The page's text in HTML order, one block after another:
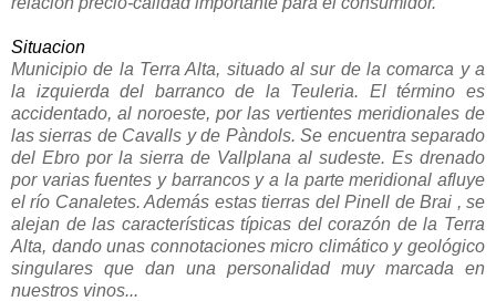
Situacion
Municipio de la Terra Alta, situado al sur de la comarca y a
la izquierda del barranco de la Teuleria. El término es
accidentado, al noroeste, por las vertientes meridionales de
las sierras de Cavalls y de Pàndols. Se encuentra separado
del Ebro por la sierra de Vallplana al sudeste. Es drenado
por varias fuentes y barrancos y a la parte meridional afluye
el río Canaletes. Además estas tierras del Pinell de Brai , se
alejan de las características típicas del corazón de la Terra
Alta, dando unas connotaciones micro climático y geológico
singulares que dan una personalidad muy marcada en
nuestros vinos...